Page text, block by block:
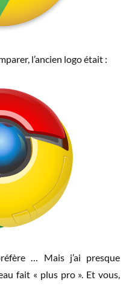
l’ancien logo était :
… Mais j’ai presque
fait « plus pro ». Et vous,